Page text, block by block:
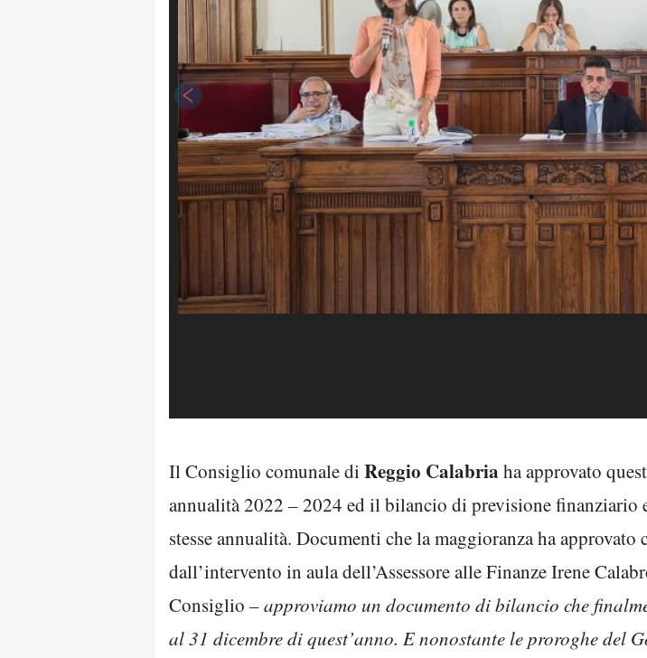
Il Consiglio comunale di Reggio Calabria ha approvato
annualità 2022 – 2024 ed il bilancio di previsione
stesse annualità. Documenti che la maggioranza ha
dall’intervento in aula dell’Assessore alle Finanze Irene
Consiglio – approviamo un documento di bilancio che
al 31 dicembre di quest’anno. E nonostante le proroghe del